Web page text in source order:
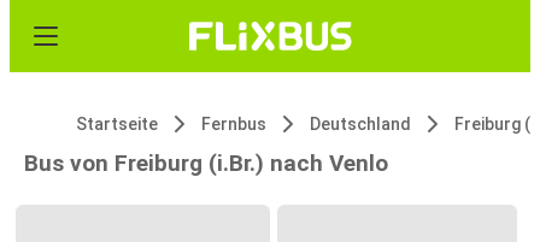
Startseite Fernbus Deutschland Freiburg
Bus von Freiburg (i.Br.) nach Venlo